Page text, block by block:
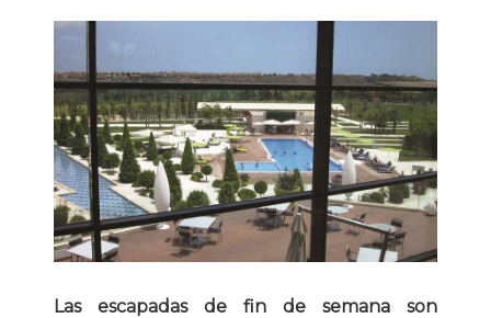
Las escapadas de fin de semana son